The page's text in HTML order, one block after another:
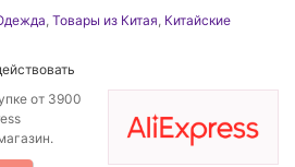
, Товары из Китая, Китайские
от 3900